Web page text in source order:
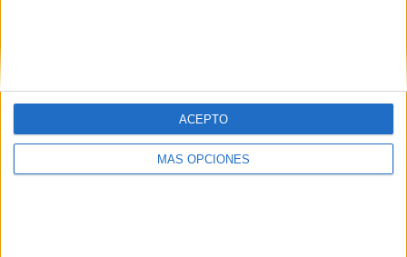
MÁS OPCIONES
ACEPTO